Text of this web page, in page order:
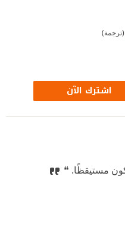
(ترجمة)
اشترك الآن
مستيقظًا. ❝